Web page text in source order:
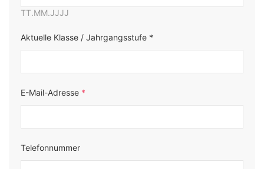
TT.MM.JJJJ
Aktuelle Klasse / Jahrgangsstufe *
E-Mail-Adresse *
Telefonnummer